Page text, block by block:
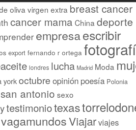
oliva virgen extra breast cancer
cancer mama China deporte
empresaescribir
export fernando r ortega
londres lucha Madrid Moda
yorkoctubre opinión poesía Polonia
san antonio sexo
testimoniotexas
vagamundosViajarviajes